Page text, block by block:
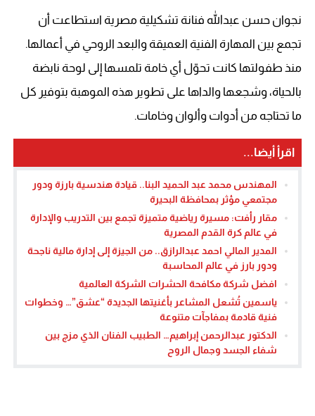
نجوان حسن عبدالله فنانة تشكيلية مصرية استطاعت أن
تجمع بين المهارة الفنية العميقة والبعد الروحي في أعمالها.
منذ طفولتها كانت تحوّل أي خامة تلمسها إلى لوحة نابضة
بالحياة، وشجعها والداها على تطوير هذه الموهبة بتوفير كل
ما تحتاجه من أدوات وألوان وخامات.
اقرأ أيضا...
المهندس محمد عبد الحميد البنا.. قيادة هندسية بارزة ودور
مجتمعي مؤثر بمحافظة البحيرة
مقار رأفت: مسيرة رياضية متميزة تجمع بين التدريب والإدارة
في عالم كرة القدم المصرية
المدير المالي احمد عبدالرازق.. من الجيزة إلى إدارة مالية ناجحة
ودور بارز في عالم المحاسبة
افضل شركة مكافحة الحشرات الشركة العالمية
ياسمين تُشعل المشاعر بأغنيتها الجديدة “عشق”… وخطوات
فنية قادمة بمفاجآت متنوعة
الدكتور عبدالرحمن إبراهيم… الطبيب الفنان الذي مزج بين
شفاء الجسد وجمال الروح